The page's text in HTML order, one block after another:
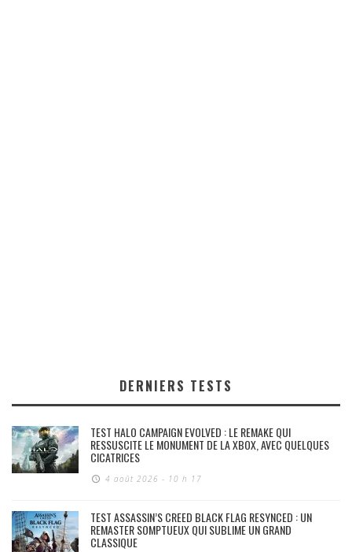
DERNIERS TESTS
TEST HALO CAMPAIGN EVOLVED : LE REMAKE QUI
RESSUSCITE LE MONUMENT DE LA XBOX, AVEC QUELQUES
CICATRICES
4 août 2026 - 10 h 17
TEST ASSASSIN’S CREED BLACK FLAG RESYNCED : UN
REMASTER SOMPTUEUX QUI SUBLIME UN GRAND
CLASSIQUE